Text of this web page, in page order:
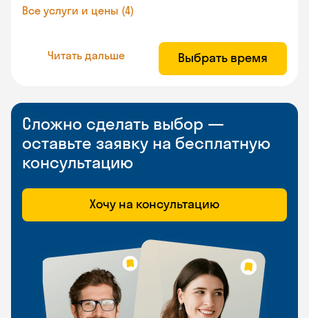
Все услуги и цены (4)
Читать дальше Выбрать время
Сложно сделать выбор —
оставьте заявку на бесплатную
консультацию
Хочу на консультацию